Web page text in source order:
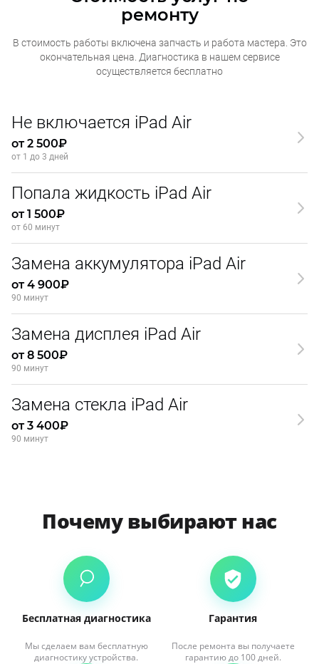
ремонту
В стоимость работы включена запчасть и работа мастера. Это
окончательная цена. Диагностика в нашем сервисе
осуществляется бесплатно
Не включается iPad Air
от 2 500₽
от 1 до 3 дней
Попала жидкость iPad Air
от 1 500₽
от 60 минут
Замена аккумулятора iPad Air
от 4 900₽
90 минут
Замена дисплея iPad Air
от 8 500₽
90 минут
Замена стекла iPad Air
от 3 400₽
90 минут
Почему выбирают нас
Бесплатная диагностика
Мы сделаем вам бесплатную
диагностику устройства.
Гарантия
После ремонта вы получаете
гарантию до 100 дней.